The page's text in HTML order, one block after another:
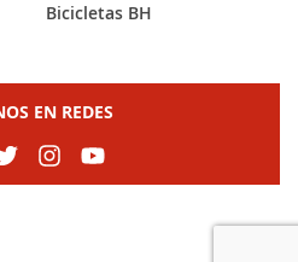
Bicicletas BH
EN REDES